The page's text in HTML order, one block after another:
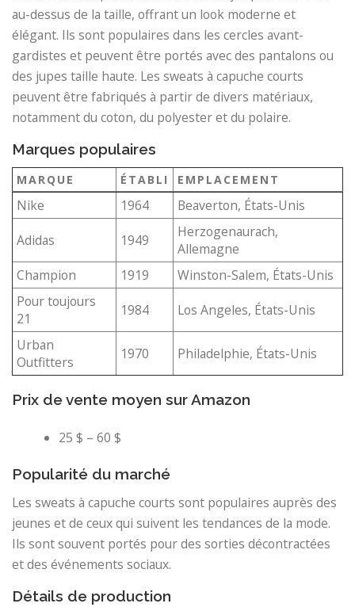
au-dessus de la taille, offrant un look moderne et
élégant. Ils sont populaires dans les cercles avant-
gardistes et peuvent être portés avec des pantalons ou
des jupes taille haute. Les sweats à capuche courts
peuvent être fabriqués à partir de divers matériaux,
notamment du coton, du polyester et du polaire.
Marques populaires
MARQUE ÉTABLI EMPLACEMENT
Nike 1964
Beaverton, États-Unis
Adidas
1949
Herzogenaurach,
Allemagne
Champion
1919
Winston-Salem, États-Unis
Pour toujours
21
1984
Los Angeles, États-Unis
Urban
Outfitters
1970 Philadelphie, États-Unis
Prix ​​de vente moyen sur Amazon
25 $ – 60 $
Popularité du marché
Les sweats à capuche courts sont populaires auprès des
jeunes et de ceux qui suivent les tendances de la mode.
Ils sont souvent portés pour des sorties décontractées
et des événements sociaux.
Détails de production